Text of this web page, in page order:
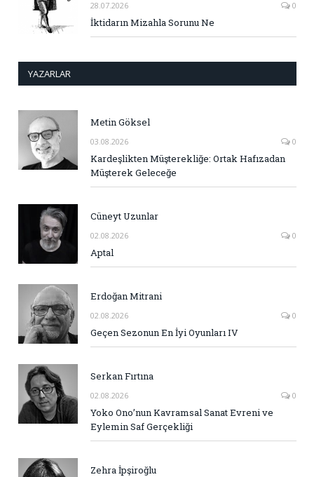
28.07.2026 0
İktidarın Mizahla Sorunu Ne
YAZARLAR
Metin Göksel
03.08.2026 0
Kardeşlikten Müşterekliğe: Ortak Hafızadan
Müşterek Geleceğe
Cüneyt Uzunlar
02.08.2026 0
Aptal
Erdoğan Mitrani
02.08.2026 0
Geçen Sezonun En İyi Oyunları IV
Serkan Fırtına
02.08.2026 0
Yoko Ono’nun Kavramsal Sanat Evreni ve
Eylemin Saf Gerçekliği
Zehra İpşiroğlu